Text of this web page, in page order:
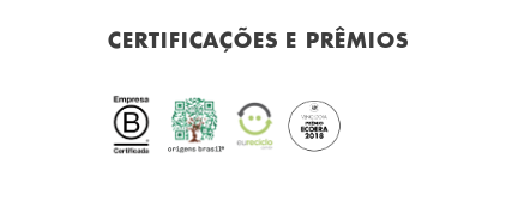
CERTIFICAÇÕES E PRÊMIOS